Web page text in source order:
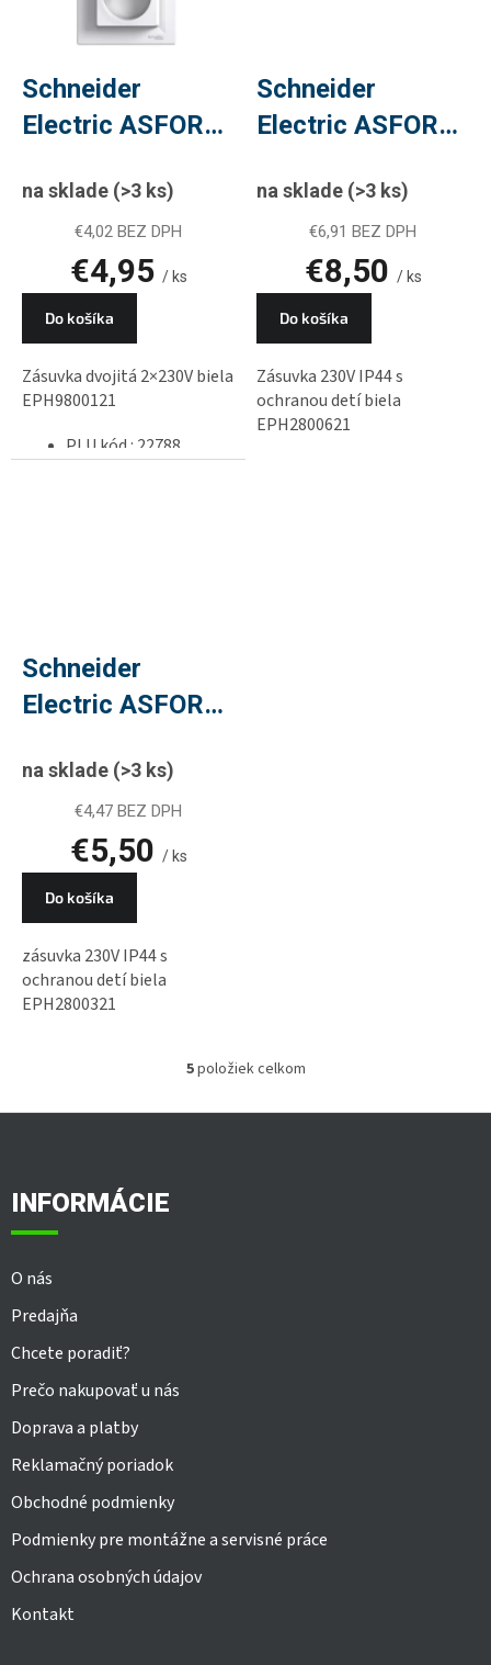
Schneider
Electric ASFORA
2×230V biela
EPH9800121,
PLU 22788
na sklade (>3 ks)
€4,02 BEZ DPH
€4,95 / ks
Do košíka
Zásuvka dvojitá 2×230V biela
EPH9800121
PLU kód : 22788
Schneider
Electric ASFORA
IP44 s ochranou
detí biela
EPH2800621,
PLU 34236
na sklade (>3 ks)
€6,91 BEZ DPH
€8,50 / ks
Do košíka
Zásuvka 230V IP44 s
ochranou detí biela
EPH2800621
Schneider
Electric ASFORA
IP44 s ochranou
detí biela
EPH2800321,
PLU 27141
na sklade (>3 ks)
€4,47 BEZ DPH
€5,50 / ks
Do košíka
zásuvka 230V IP44 s
ochranou detí biela
EPH2800321
O
l
5položiek celkom
INFORMÁCIE
O nás
Predajňa
Chcete poradiť?
Prečo nakupovať u nás
Doprava a platby
Reklamačný poriadok
Obchodné podmienky
Podmienky pre montážne a servisné práce
Ochrana osobných údajov
Kontakt